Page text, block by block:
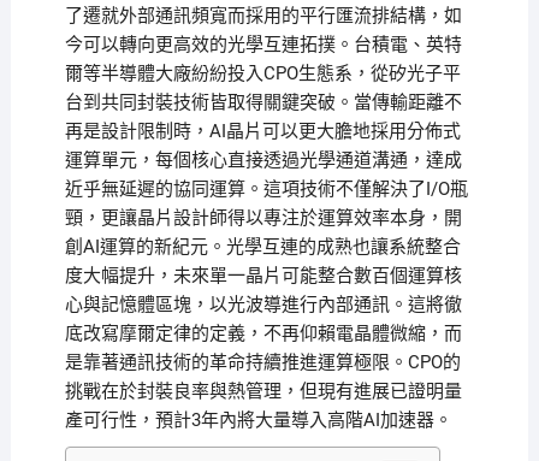
了遷就外部通訊頻寬而採用的平行匯流排結構，如
今可以轉向更高效的光學互連拓撲。台積電、英特
爾等半導體大廠紛紛投入CPO生態系，從矽光子平
台到共同封裝技術皆取得關鍵突破。當傳輸距離不
再是設計限制時，AI晶片可以更大膽地採用分佈式
運算單元，每個核心直接透過光學通道溝通，達成
近乎無延遲的協同運算。這項技術不僅解決了I/O瓶
頸，更讓晶片設計師得以專注於運算效率本身，開
創AI運算的新紀元。光學互連的成熟也讓系統整合
度大幅提升，未來單一晶片可能整合數百個運算核
心與記憶體區塊，以光波導進行內部通訊。這將徹
底改寫摩爾定律的定義，不再仰賴電晶體微縮，而
是靠著通訊技術的革命持續推進運算極限。CPO的
挑戰在於封裝良率與熱管理，但現有進展已證明量
產可行性，預計3年內將大量導入高階AI加速器。